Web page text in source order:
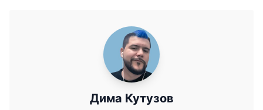
Дима Кутузов